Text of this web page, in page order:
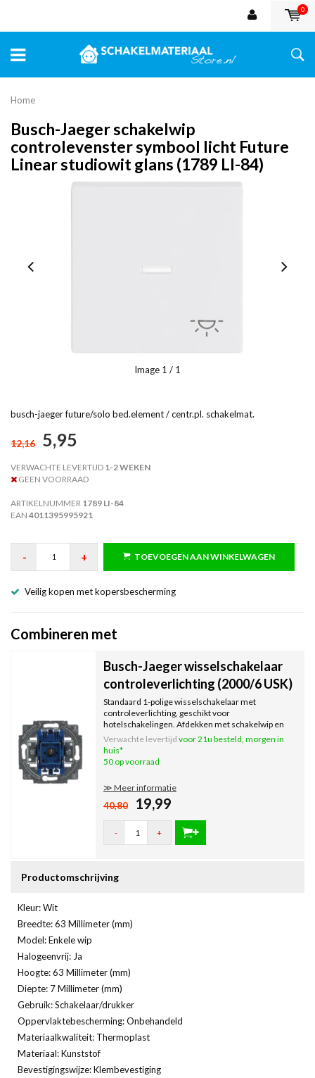
0
Home
Busch-Jaeger schakelwip
controlevenster symbool licht Future
Linear studiowit glans (1789 LI-84)
Image 1 / 1
busch-jaeger future/solo bed.element / centr.pl. schakelmat.
12,16 5,95
VERWACHTE LEVERTIJD 1-2 WEKEN
GEEN VOORRAAD
ARTIKELNUMMER 1789 LI-84
EAN 4011395995921
- + TOEVOEGEN AAN WINKELWAGEN
Veilig kopen met kopersbescherming
Combineren met
Busch-Jaeger wisselschakelaar
controleverlichting (2000/6 USK)
Standaard 1-polige wisselschakelaar met
controleverlichting, geschikt voor
hotelschakelingen. Afdekken met schakelwip en
afdekraam.
Verwachte levertijd voor 21u besteld, morgen in
huis*
50 op voorraad
≫ Meer informatie
40,80 19,99
- +
Productomschrijving
Kleur: Wit
Breedte: 63 Millimeter (mm)
Model: Enkele wip
Halogeenvrij: Ja
Hoogte: 63 Millimeter (mm)
Diepte: 7 Millimeter (mm)
Gebruik: Schakelaar/drukker
Oppervlaktebescherming: Onbehandeld
Materiaalkwaliteit: Thermoplast
Materiaal: Kunststof
Bevestigingswijze: Klembevestiging